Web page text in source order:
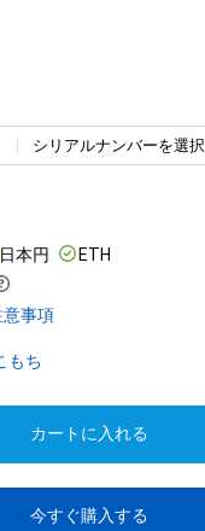
シリアルナンバーを選択
日本円
ETH
事項
もち
カートに入れる
今すぐ購入する